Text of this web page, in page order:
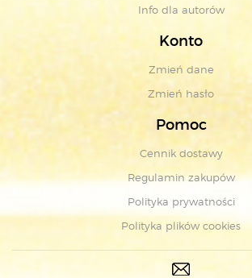
Info dla autorów
Konto
Zmień dane
Zmień hasło
Pomoc
Cennik dostawy
Regulamin zakupów
Polityka prywatności
Polityka plików cookies